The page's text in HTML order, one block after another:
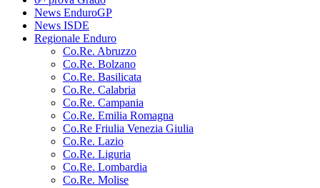
News EnduroGP
News ISDE
Regionale Enduro
Co.Re. Abruzzo
Co.Re. Bolzano
Co.Re. Basilicata
Co.Re. Calabria
Co.Re. Campania
Co.Re. Emilia Romagna
Co.Re Friulia Venezia Giulia
Co.Re. Lazio
Co.Re. Liguria
Co.Re. Lombardia
Co.Re. Molise